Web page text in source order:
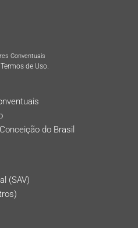
Conventuais
de Uso.
do Brasil
(SAV)